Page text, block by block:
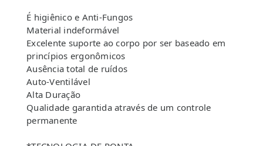
É higiênico e Anti-Fungos
Material indeformável
Excelente suporte ao corpo por ser baseado em
princípios ergonômicos
Ausência total de ruídos
Auto-Ventilável
Alta Duração
Qualidade garantida através de um controle
permanente